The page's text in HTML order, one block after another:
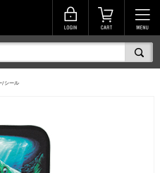
/シール